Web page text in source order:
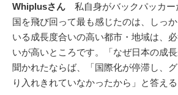
Whiplusさん 私自身がバックパッカー
国を飛び回って最も感じたのは、しっ
いる成長度合いの高い都市・地域は、
いが高いところです。「なぜ日本の成
聞かれたならば、「国際化が停滞し、
り入れきれていなかったから」と答える